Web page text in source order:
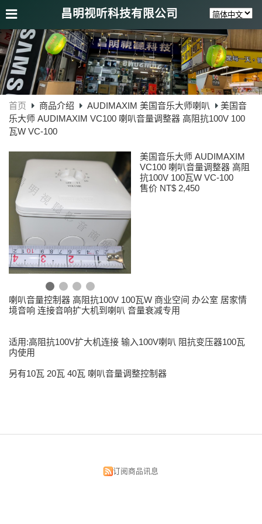
昌明视听科技有限公司
首页 商品介绍 AUDIMAXIM 美国音乐大师喇叭
美国音
乐大师 AUDIMAXIM VC100 喇叭音量调整器 高阻抗100V 100
瓦W VC-100
美国音乐大师 AUDIMAXIM
VC100 喇叭音量调整器 高阻
抗100V 100瓦W VC-100
售价 NT$ 2,450
喇叭音量控制器 高阻抗100V 100瓦W 商业空间 办公室 居家情
境音响 连接音响扩大机到喇叭 音量衰减专用
适用:高阻抗100V扩大机连接 输入100V喇叭 阻抗变压器100瓦
内使用
另有10瓦 20瓦 40瓦 喇叭音量调整控制器
订阅商品讯息